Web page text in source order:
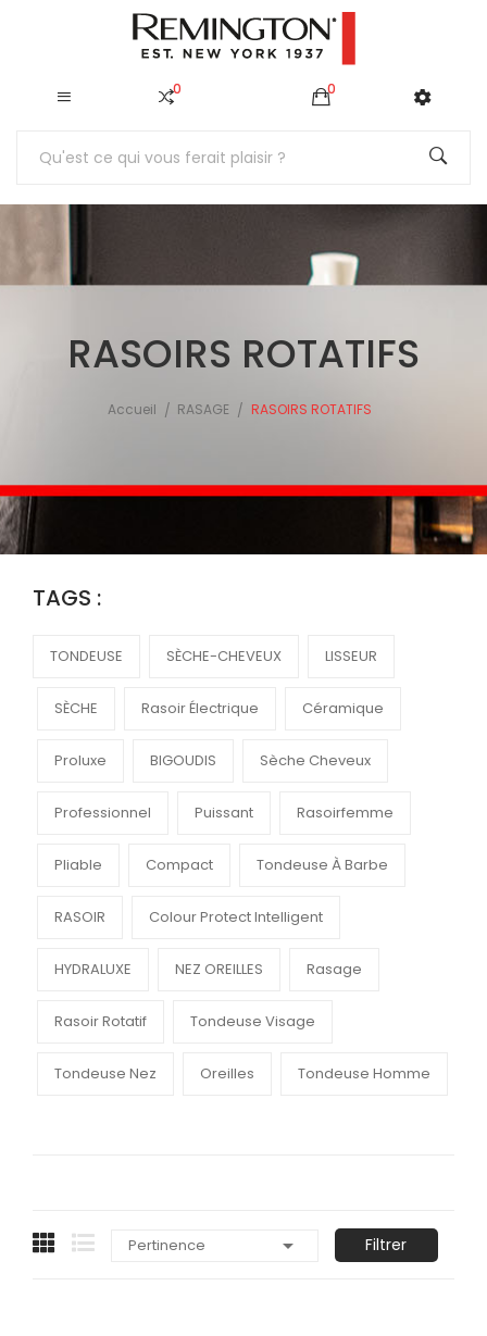
0 0
RASOIRS ROTATIFS
Accueil RASAGE RASOIRS ROTATIFS
TAGS :
TONDEUSE SÈCHE-CHEVEUX LISSEUR
SÈCHE Rasoir Électrique Céramique
Proluxe BIGOUDIS Sèche Cheveux
Professionnel Puissant Rasoirfemme
Pliable Compact Tondeuse À Barbe
RASOIR Colour Protect Intelligent
HYDRALUXE NEZ OREILLES Rasage
Rasoir Rotatif Tondeuse Visage
Tondeuse Nez Oreilles Tondeuse Homme
Pertinence  Filtrer